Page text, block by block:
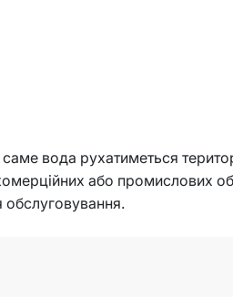
вода рухатиметься
або промислових